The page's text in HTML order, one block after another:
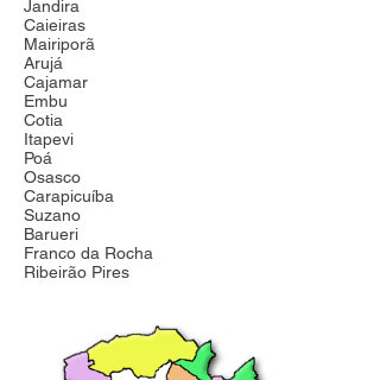
Jandira
Caieiras
Mairiporã
Arujá
Cajamar
Embu
Cotia
Itapevi
Poá
Osasco
Carapicuíba
Suzano
Barueri
Franco da Rocha
Ribeirão Pires